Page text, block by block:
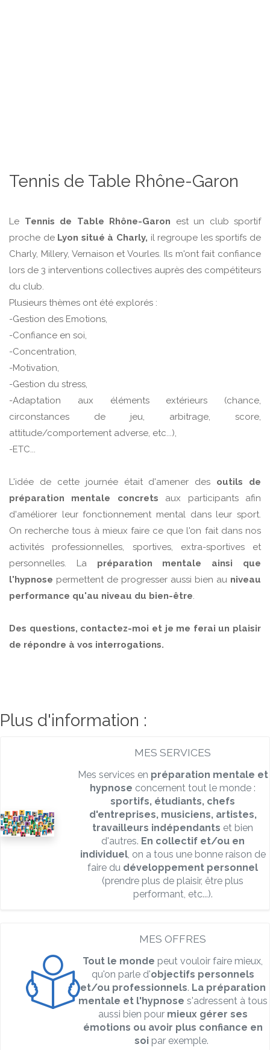
Tennis de Table Rhône-Garon
Le Tennis de Table Rhône-Garon est un club sportif
proche de Lyon situé à Charly, il regroupe les sportifs de
Charly, Millery, Vernaison et Vourles. Ils m'ont fait confiance
lors de 3 interventions collectives auprès des compétiteurs
du club.
Plusieurs thèmes ont été explorés :
-Gestion des Emotions,
-Confiance en soi,
-Concentration,
-Motivation,
-Gestion du stress,
-Adaptation aux éléments extérieurs (chance,
circonstances de jeu, arbitrage, score,
attitude/comportement adverse, etc...),
-ETC...
L'idée de cette journée était d'amener des outils de
préparation mentale concrets aux participants afin
d'améliorer leur fonctionnement mental dans leur sport.
On recherche tous à mieux faire ce que l'on fait dans nos
activités professionnelles, sportives, extra-sportives et
personnelles. La préparation mentale ainsi que
l'hypnose permettent de progresser aussi bien au niveau
performance qu'au niveau du bien-être.
Des questions, contactez-moi et je me ferai un plaisir
de répondre à vos interrogations.
Plus d'information :
MES SERVICES
Mes services en préparation mentale et
hypnose concernent tout le monde :
sportifs, étudiants, chefs
d'entreprises, musiciens, artistes,
travailleurs indépendants et bien
d'autres. En collectif et/ou en
individuel, on a tous une bonne raison de
faire du développement personnel
(prendre plus de plaisir, être plus
performant, etc...).
MES OFFRES
Tout le monde peut vouloir faire mieux,
qu'on parle d'objectifs personnels
et/ou professionnels. La préparation
mentale et l'hypnose s'adressent à tous
aussi bien pour mieux gérer ses
émotions ou avoir plus confiance en
soi par exemple.